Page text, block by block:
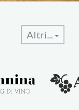
Altri...